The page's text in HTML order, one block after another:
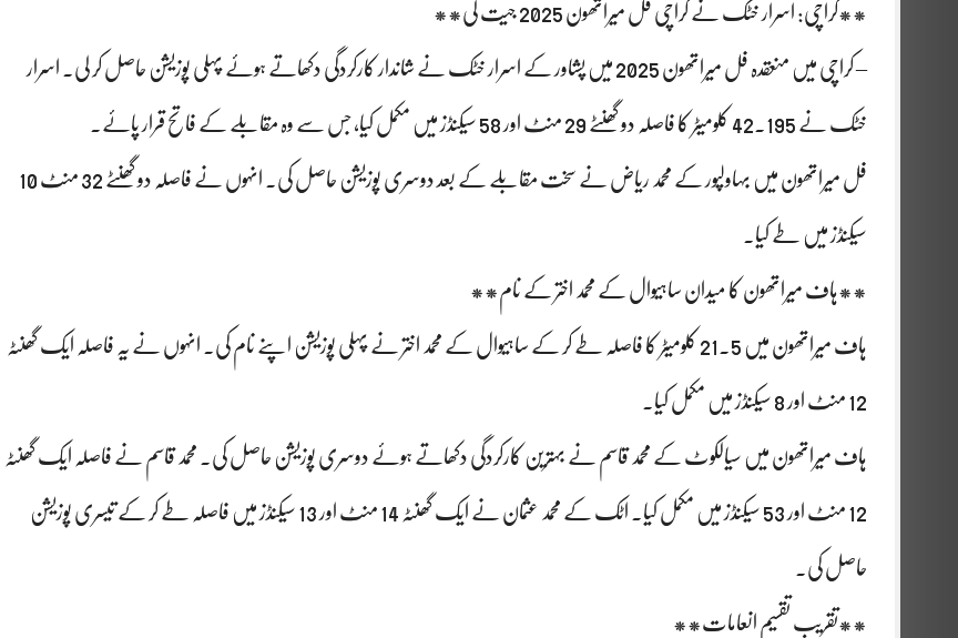
**کراچی: اسرار خٹک نے کراچی فل میراتھون 2025 جیت لی**
– کراچی میں منعقدہ فل میراتھون 2025 میں پشاور کے اسرار خٹک نے شاندار کارکردگی دکھاتے ہوئے پہلی پوزیشن حاصل کر لی۔ اسرار
خٹک نے 42.195 کلومیٹر کا فاصلہ دو گھنٹے 29 منٹ اور 58 سیکنڈز میں مکمل کیا، جس سے وہ مقابلے کے فاتح قرار پائے۔
فل میراتھون میں بہاولپور کے محمد ریاض نے سخت مقابلے کے بعد دوسری پوزیشن حاصل کی۔ انہوں نے فاصلہ دو گھنٹے 32 منٹ 10
سیکنڈز میں طے کیا۔
**ہاف میراتھون کا میدان ساہیوال کے محمد اختر کے نام**
ہاف میراتھون میں 21.5 کلومیٹر کا فاصلہ طے کر کے ساہیوال کے محمد اختر نے پہلی پوزیشن اپنے نام کی۔ انہوں نے یہ فاصلہ ایک گھنٹہ
12 منٹ اور 8 سیکنڈز میں مکمل کیا۔
ہاف میراتھون میں سیالکوٹ کے محمد قاسم نے بہترین کارکردگی دکھاتے ہوئے دوسری پوزیشن حاصل کی۔ محمد قاسم نے فاصلہ ایک گھنٹہ
12 منٹ اور 53 سیکنڈز میں مکمل کیا۔ اٹک کے محمد عثمان نے ایک گھنٹہ 14 منٹ اور 13 سیکنڈز میں فاصلہ طے کر کے تیسری پوزیشن
حاصل کی۔
**تقریب تقسیم انعامات**